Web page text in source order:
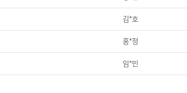
김*호
홍*정
임*민